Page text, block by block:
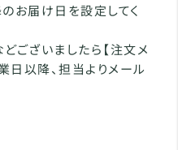
お届け日を設定してく
ございましたら【注文メ
日以降、担当よりメール